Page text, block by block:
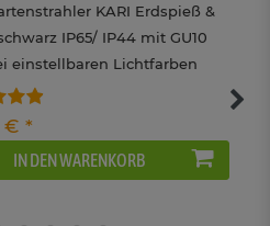
KARI Erdspieß &
IP65/ IP44 mit GU10
einstellbaren Lichtfarben
€ *
IN DEN WARENKORB